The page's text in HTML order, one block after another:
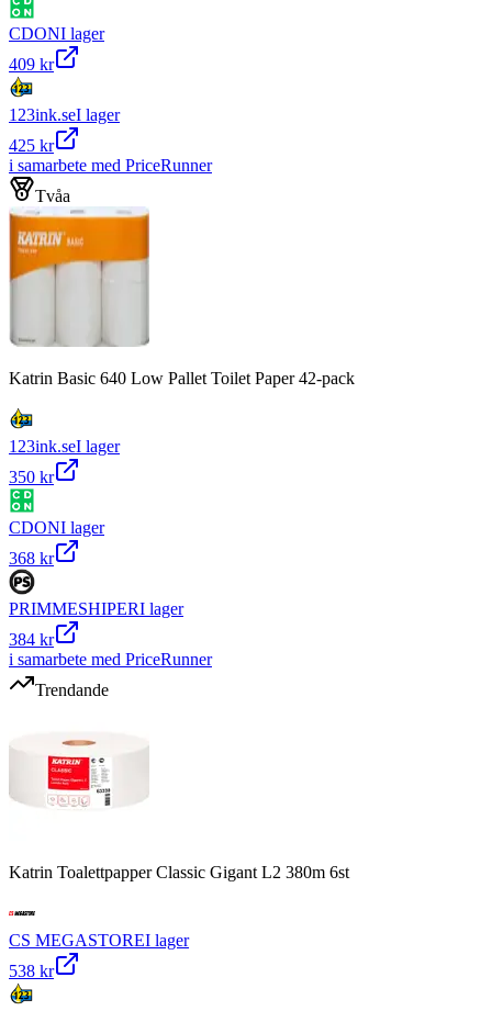
CDONI lager
409 kr
123ink.seI lager
425 kr
i samarbete med PriceRunner
Tvåa
Katrin Basic 640 Low Pallet Toilet Paper 42-pack
123ink.seI lager
350 kr
CDONI lager
368 kr
PRIMMESHIPERI lager
384 kr
i samarbete med PriceRunner
Trendande
Katrin Toalettpapper Classic Gigant L2 380m 6st
CS MEGASTOREI lager
538 kr